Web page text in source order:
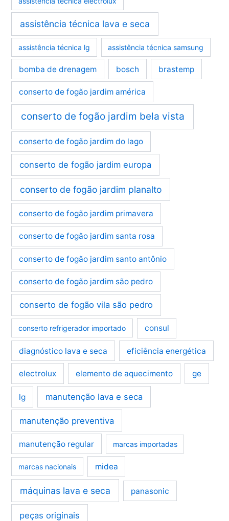
assistência técnica lava e seca
assistência técnica lg assistência técnica samsung
bomba de drenagem bosch brastemp
conserto de fogão jardim américa
conserto de fogão jardim bela vista
conserto de fogão jardim do lago
conserto de fogão jardim europa
conserto de fogão jardim planalto
conserto de fogão jardim primavera
conserto de fogão jardim santa rosa
conserto de fogão jardim santo antônio
conserto de fogão jardim são pedro
conserto de fogão vila são pedro
conserto refrigerador importado consul
diagnóstico lava e seca eficiência energética
electrolux elemento de aquecimento ge
lg manutenção lava e seca
manutenção preventiva
manutenção regular marcas importadas
marcas nacionais midea
máquinas lava e seca panasonic
peças originais